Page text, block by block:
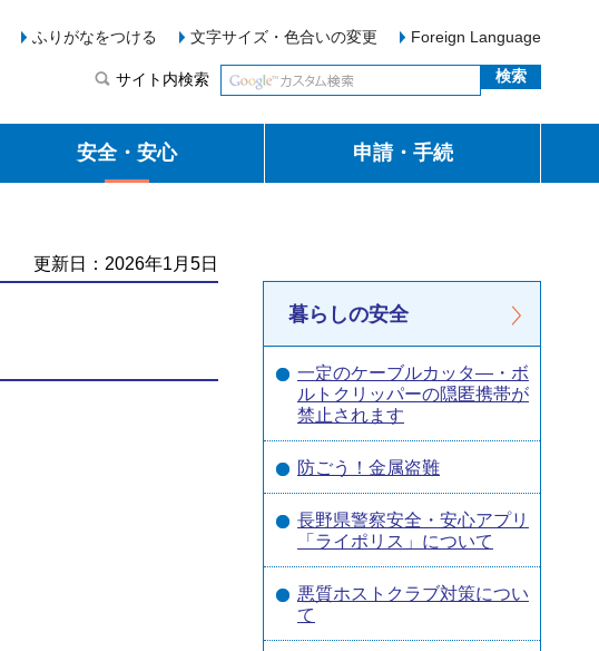
ふりがなをつける 文字サイズ・色合いの変更 Foreign Language
サイト内検索
安全・安心 申請・手続
更新日：2026年1月5日
暮らしの安全
一定のケーブルカッタ―・ボ
ルトクリッパーの隠匿携帯が
禁止されます
防ごう！金属盗難
長野県警察安全・安心アプリ
「ライポリス」について
悪質ホストクラブ対策につい
て